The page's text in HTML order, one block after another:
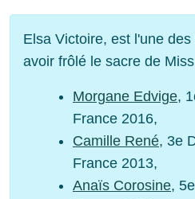
Elsa Victoire, est l'une
avoir frôlé le sacre de
Morgane Edvige,
France 2016,
Camille René, 3e
France 2013,
Anaïs Corosine,